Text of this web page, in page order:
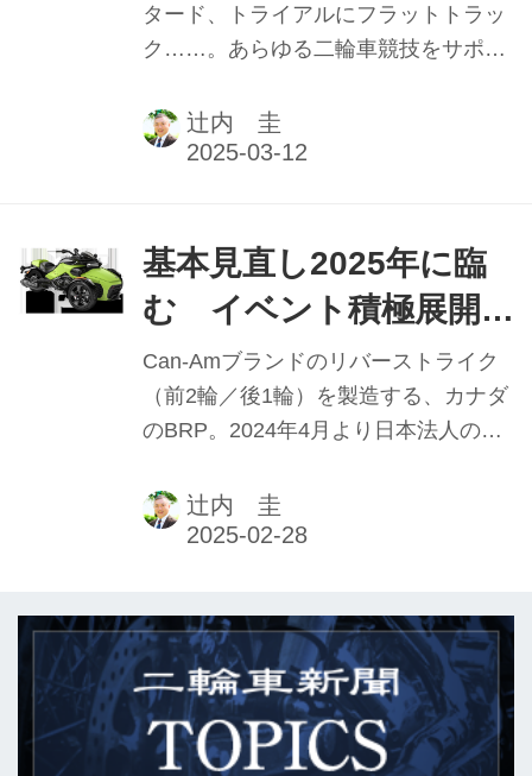
ロンジャパン代表取締
役 井上浩伸氏【前編】
タード、トライアルにフラットトラッ
ク……。あらゆる二輪車競技をサポー
ションサービスを提供する㈲テクニク
ス。取り引きのある二輪車販売店は約
はレンタルバイク事業にも乗り出し
た。そのバイタリティの源泉は何か。
代表・井上浩伸氏のインタビューを前
後編にわたりお送りする。
辻内 圭
基本見直し2025年に臨
む イベント積極展開
BRPジャパン 西 光寿
カントリーマネージャ
ー 【2024年実績と2025
年抱負】
Can-Amブランドのリバーストライク
（前2輪／後1輪）を製造する、カナダ
のBRP。2024年4月より日本法人のカ
寿氏は、最初のシーズンをこう振り返
る。
辻内 圭